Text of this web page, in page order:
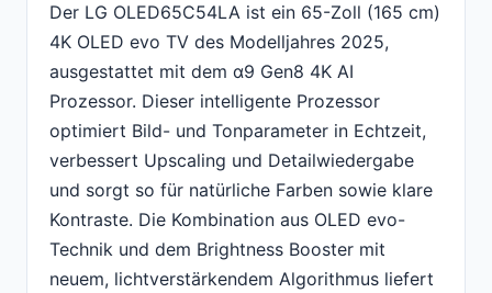
Der LG OLED65C54LA ist ein 65-Zoll (165 cm)
4K OLED evo TV des Modelljahres 2025,
ausgestattet mit dem α9 Gen8 4K AI
Prozessor. Dieser intelligente Prozessor
optimiert Bild- und Tonparameter in Echtzeit,
verbessert Upscaling und Detailwiedergabe
und sorgt so für natürliche Farben sowie klare
Kontraste. Die Kombination aus OLED evo-
Technik und dem Brightness Booster mit
neuem, lichtverstärkendem Algorithmus liefert